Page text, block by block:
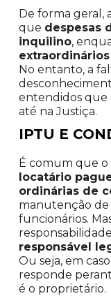
De forma geral,
que despesas
inquilino,
No entanto, a
entendidos que
até na Justiça.
IPTU E
É comum que
locatário
ordinárias de
manutenção de
funcionários.
responsável
Ou seja, em
responde
é o proprietário.